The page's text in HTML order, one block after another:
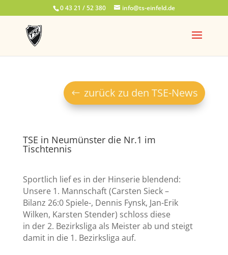
0 43 21 / 52 380 info@ts-einfeld.de
zurück zu den TSE-News
TSE in Neumünster die Nr.1 im
Tischtennis
Sportlich lief es in der Hinserie blendend:
Unsere 1. Mannschaft (Carsten Sieck –
Bilanz 26:0 Spiele-, Dennis Fynsk, Jan-Erik
Wilken, Karsten Stender) schloss diese
in der 2. Bezirksliga als Meister ab und steigt
damit in die 1. Bezirksliga auf.